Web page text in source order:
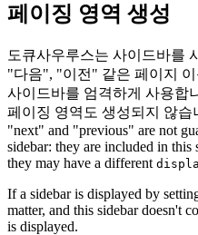
페이징 영역 생성
도큐사우루스는 사이드바를
"다음", "이전" 같은 페이지
사이드바를 엄격하게 사용합
페이징 영역도 생성되지 않습
"next" and "previous" are not
sidebar: they are included in this
they may have a different
If a sidebar is displayed by
matter, and this sidebar doesn't
is displayed.